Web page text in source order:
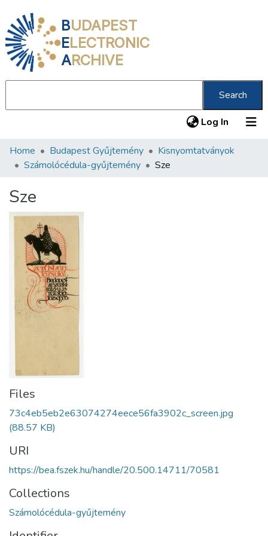
BUDAPEST
ELECTRONIC
ARCHIVE
Search
Log In (current)
Communities & Collections
Statistics
About us
Home Budapest Gyűjtemény
Kisnyomtatványok
Számolócédula-gyűjtemény
Sze
Sze
Files
73c4eb5eb2e63074274eece56fa3902c_screen.jpg
(88.57 KB)
URI
https://bea.fszek.hu/handle/20.500.14711/70581
Collections
Számolócédula-gyűjtemény